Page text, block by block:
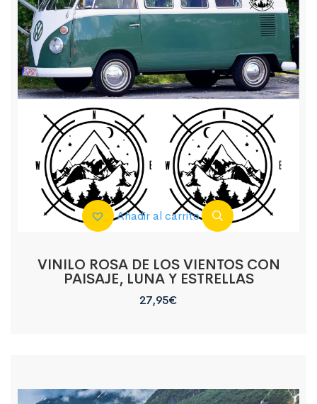
Añadir al carrito
VINILO ROSA DE LOS VIENTOS CON
PAISAJE, LUNA Y ESTRELLAS
27,95€